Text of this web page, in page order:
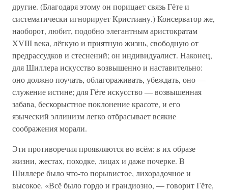
другие. (Благодаря этому он порицает связь Гёте и
систематически игнорирует Кристиану.) Консерватор же,
наоборот, любит, подобно элегантным аристократам
XVIII века, лёгкую и приятную жизнь, свободную от
предрассудков и стеснений; он индивидуалист. Наконец,
для Шиллера искусство возвышенно и наставительно:
оно должно поучать, облагораживать, убеждать, оно —
служение истине; для Гёте искусство — возвышенная
забава, бескорыстное поклонение красоте, и его
языческий эллинизм легко отбрасывает всякие
соображения морали.
Эти противоречия проявляются во всём: в их образе
жизни, жестах, походке, лицах и даже почерке. В
Шиллере было что-то порывистое, лихорадочное и
высокое. «Всё было гордо и грандиозно, — говорит Гёте,